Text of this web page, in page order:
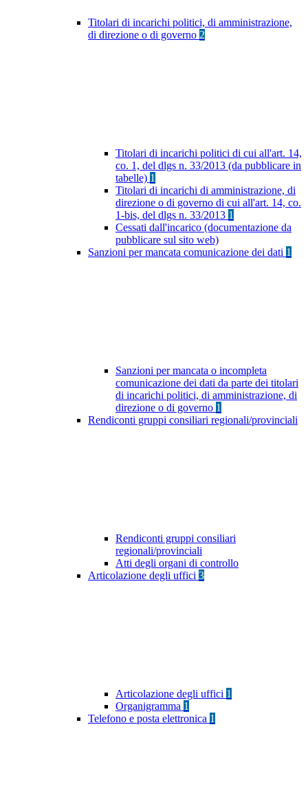
Titolari di incarichi politici, di amministrazione,
di direzione o di governo 2
Titolari di incarichi politici di cui all'art. 14,
co. 1, del dlgs n. 33/2013 (da pubblicare in
tabelle) 1
Titolari di incarichi di amministrazione, di
direzione o di governo di cui all'art. 14, co.
1-bis, del dlgs n. 33/2013 1
Cessati dall'incarico (documentazione da
pubblicare sul sito web)
Sanzioni per mancata comunicazione dei dati 1
Sanzioni per mancata o incompleta
comunicazione dei dati da parte dei titolari
di incarichi politici, di amministrazione, di
direzione o di governo 1
Rendiconti gruppi consiliari regionali/provinciali
Rendiconti gruppi consiliari
regionali/provinciali
Atti degli organi di controllo
Articolazione degli uffici 3
Articolazione degli uffici 1
Organigramma 1
Telefono e posta elettronica 1